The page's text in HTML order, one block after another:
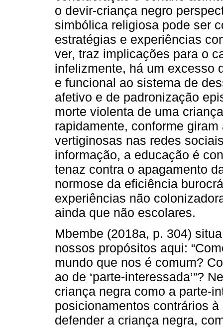
o devir-criança negro
simbólica religiosa pode ser
estratégias e experiências
ver, traz implicações para o
infelizmente, há um excesso
e funcional ao sistema de
afetivo e de padronização
morte violenta de uma
rapidamente, conforme
vertiginosas nas redes
informação, a educação é
tenaz contra o apagamento
normose da eficiência
experiências não
ainda que não escolares.
Mbembe (2018a, p. 304)
nossos propósitos aqui:
mundo que nos é comum?
ao de ‘parte-interessada’”?
criança negra como a parte-
posicionamentos contrários
defender a criança negra,